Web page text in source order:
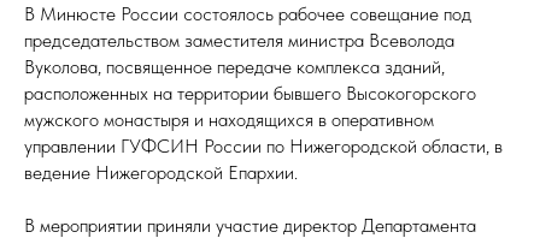
В Минюсте России состоялось рабочее совещание под
председательством заместителя министра Всеволода
Вуколова, посвященное передаче комплекса зданий,
расположенных на территории бывшего Высокогорского
мужского монастыря и находящихся в оперативном
управлении ГУФСИН России по Нижегородской области, в
ведение Нижегородской Епархии.
В мероприятии приняли участие директор Департамента